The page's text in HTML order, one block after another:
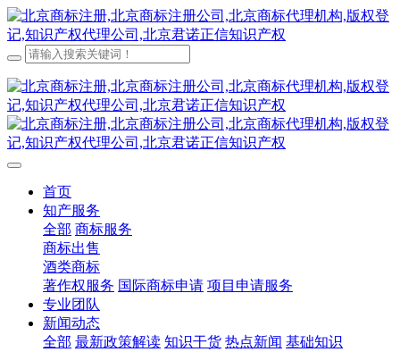
首页
知产服务
全部 商标服务
商标出售
酒类商标
著作权服务 国际商标申请 项目申请服务
专业团队
新闻动态
全部 最新政策解读 知识干货 热点新闻 基础知识